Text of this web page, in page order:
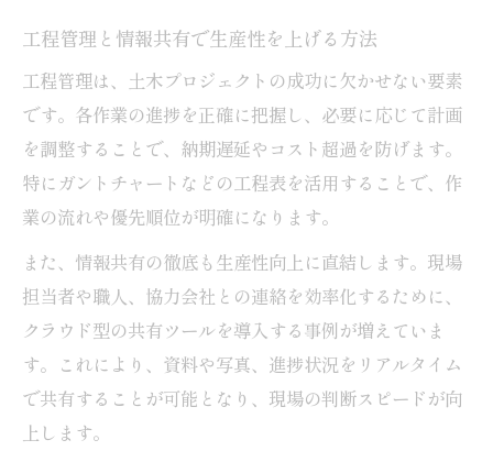
工程管理と情報共有で生産性を上げる方法
工程管理は、土木プロジェクトの成功に欠かせない要素
です。各作業の進捗を正確に把握し、必要に応じて計画
を調整することで、納期遅延やコスト超過を防げます。
特にガントチャートなどの工程表を活用することで、作
業の流れや優先順位が明確になります。
また、情報共有の徹底も生産性向上に直結します。現場
担当者や職人、協力会社との連絡を効率化するために、
クラウド型の共有ツールを導入する事例が増えていま
す。これにより、資料や写真、進捗状況をリアルタイム
で共有することが可能となり、現場の判断スピードが向
上します。